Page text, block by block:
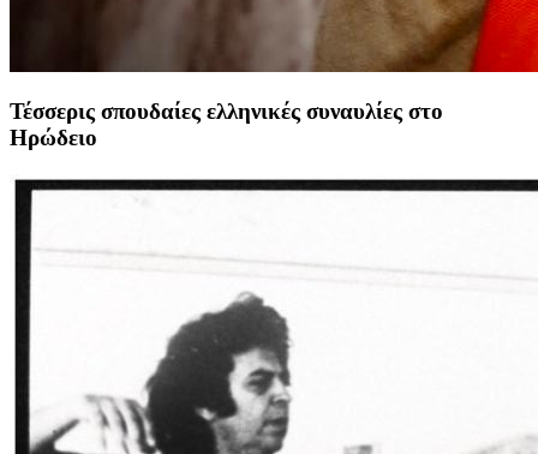
Τέσσερις σπουδαίες ελληνικές συναυλίες στο
Ηρώδειο